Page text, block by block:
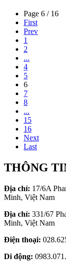
Page 6 / 16
First
Prev
1
2
...
4
5
6
7
8
...
15
16
Next
Last
THÔNG
Địa chỉ: 17/6A
Minh, Việt Nam
Địa chỉ: 331/67
Minh, Việt Nam
Điện thoại:
Di động: